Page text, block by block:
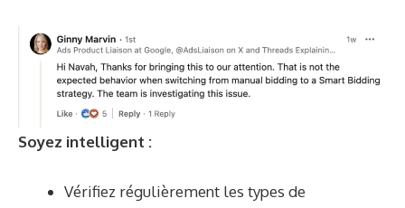
Soyez intelligent :
Vérifiez régulièrement les types de